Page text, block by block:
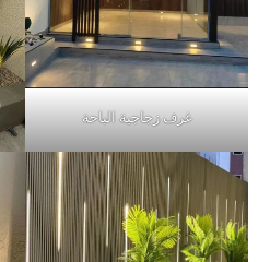
غرف زجاجية الباحة